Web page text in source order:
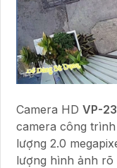
Camera HD VP-
camera công
lượng 2.0
lượng hình ảnh rõ